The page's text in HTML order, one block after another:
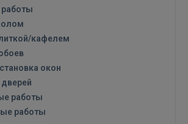
Sign in with Apple
кафелем
окон
работы
работы